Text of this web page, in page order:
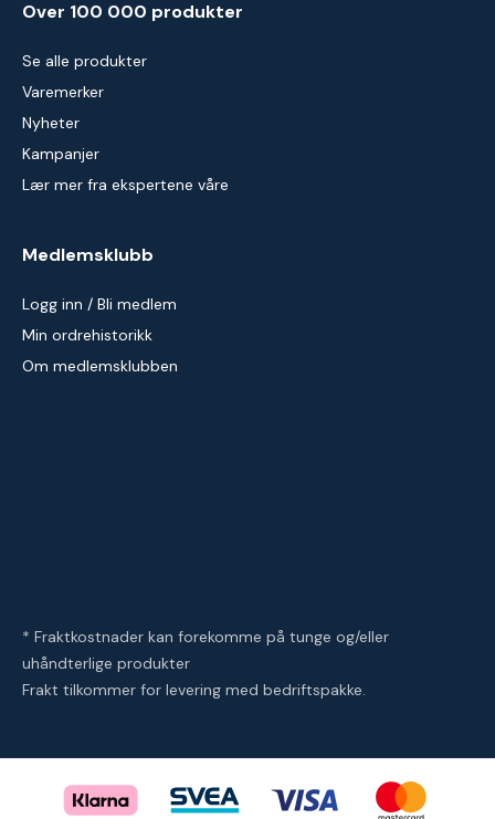
Over 100 000 produkter
Se alle produkter
Varemerker
Nyheter
Kampanjer
Lær mer fra ekspertene våre
Medlemsklubb
Logg inn / Bli medlem
Min ordrehistorikk
Om medlemsklubben
* Fraktkostnader kan forekomme på tunge og/eller
uhåndterlige produkter
Frakt tilkommer for levering med bedriftspakke.